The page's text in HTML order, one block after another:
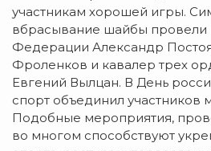
участникам хорошей игры.
вбрасывание шайбы провели
Федерации Александр
Фроленков и кавалер трех
Евгений Вылцан. В День
спорт объединил участников
Подобные мероприятия,
во многом способствуют